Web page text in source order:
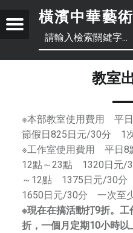
橫濱中華藝
創
立
于
8
年
6
月
底
，
位
Menu
教室
※本部教室使用費用 平
節假日825日元/30分 1次
※工作室使用費用 平日
12點～23點 1320日元/
～12點 1375日元/30
1650日元/30分 一次至少
※現在在搞活動打9折。
折，一個月定期10小時以